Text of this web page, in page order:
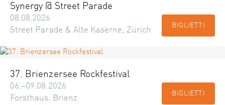
Synergy @ Street Parade
08.08.2026
Street Parade & Alte Kaserne, Zürich
BIGLIETTI
37. Brienzersee Rockfestival
06.–09.08.2026
Forsthaus, Brienz
BIGLIETTI